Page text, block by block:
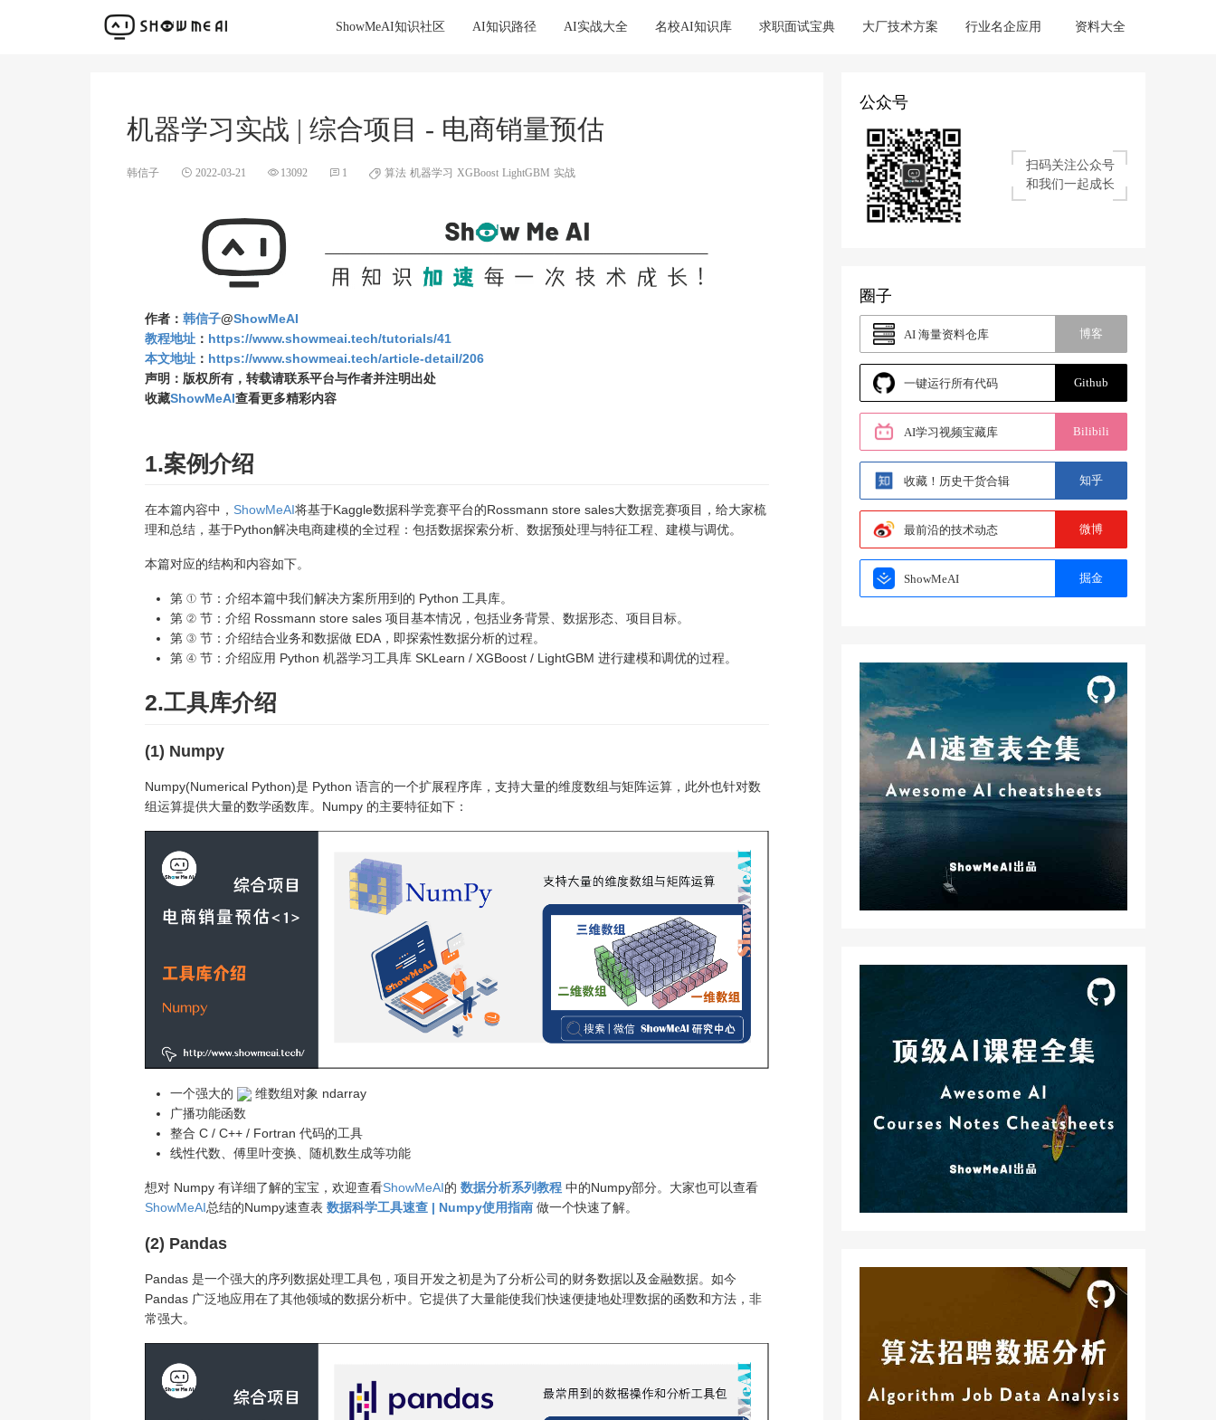
ShowMeAI知识社区 AI知识路径 AI实战大全 名校AI知识库 求职面试宝典 大厂技术方案 行业名企应用 资料大全
机器学习实战 | 综合项目 - 电商销量预估
韩信子 2022-03-21 13092 1 算法 机器学习 XGBoost LightGBM 实战
作者： 韩信子@ShowMeAI
教程地址 ： https://www.showmeai.tech/tutorials/41
本文地址 ： https://www.showmeai.tech/article-detail/206
声明：版权所有，转载请联系平台与作者并注明出处
收藏ShowMeAI查看更多精彩内容
1.案例介绍
在本篇内容中， ShowMeAI将基于Kaggle数据科学竞赛平台的Rossmann store sales大数据竞赛项目，给大家梳
理和总结，基于Python解决电商建模的全过程：包括数据探索分析、数据预处理与特征工程、建模与调优。
本篇对应的结构和内容如下。
第 ① 节：介绍本篇中我们解决方案所用到的 Python 工具库。
第 ② 节：介绍 Rossmann store sales 项目基本情况，包括业务背景、数据形态、项目目标。
第 ③ 节：介绍结合业务和数据做 EDA，即探索性数据分析的过程。
第 ④ 节：介绍应用 Python 机器学习工具库 SKLearn / XGBoost / LightGBM 进行建模和调优的过程。
2.工具库介绍
(1) Numpy
Numpy(Numerical Python)是 Python 语言的一个扩展程序库，支持大量的维度数组与矩阵运算，此外也针对数
组运算提供大量的数学函数库。Numpy 的主要特征如下：
一个强大的
维数组对象 ndarray
广播功能函数
整合 C / C++ / Fortran 代码的工具
线性代数、傅里叶变换、随机数生成等功能
想对 Numpy 有详细了解的宝宝，欢迎查看ShowMeAI的 数据分析系列教程 中的Numpy部分。大家也可以查看
ShowMeAI总结的Numpy速查表 数据科学工具速查 | Numpy使用指南 做一个快速了解。
(2) Pandas
Pandas 是一个强大的序列数据处理工具包，项目开发之初是为了分析公司的财务数据以及金融数据。如今
Pandas 广泛地应用在了其他领域的数据分析中。它提供了大量能使我们快速便捷地处理数据的函数和方法，非
常强大。
公众号
扫码关注公众号
和我们一起成长
圈子
AI 海量资料仓库 博客
一键运行所有代码 Github
AI学习视频宝藏库 Bilibili
收藏！历史干货合辑 知乎
最前沿的技术动态 微博
ShowMeAI 掘金